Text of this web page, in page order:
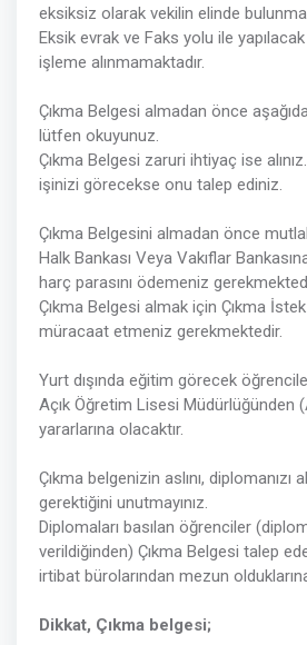
eksiksiz olarak vekilin elinde
Eksik evrak ve Faks yolu ile
işleme alınmamaktadır.
Çıkma Belgesi almadan önce
lütfen okuyunuz.
Çıkma Belgesi zaruri ihtiyaç ise
işinizi görecekse onu talep ediniz.
Çıkma Belgesini almadan önce
Halk Bankası Veya Vakıflar
harç parasını ödemeniz
Çıkma Belgesi almak için Çıkma
müracaat etmeniz gerekmektedir.
Yurt dışında eğitim görecek
Açık Öğretim Lisesi Müdürlüğünden
yararlarına olacaktır.
Çıkma belgenizin aslını, diplomanızı
gerektiğini unutmayınız.
Diplomaları basılan öğrenciler
verildiğinden) Çıkma Belgesi talep
irtibat bürolarından mezun
Dikkat, Çıkma belgesi;